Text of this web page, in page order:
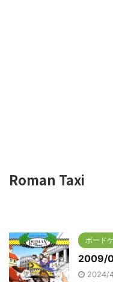
Roman Taxi
ボード
2009/
2024/